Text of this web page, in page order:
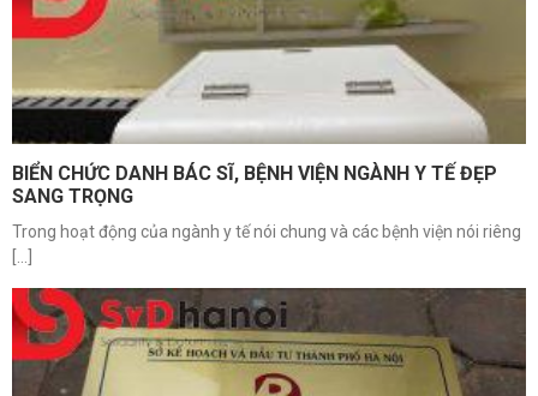
BIỂN CHỨC DANH BÁC SĨ, BỆNH VIỆN NGÀNH Y TẾ ĐẸP
SANG TRỌNG
Trong hoạt động của ngành y tế nói chung và các bệnh viện nói riêng